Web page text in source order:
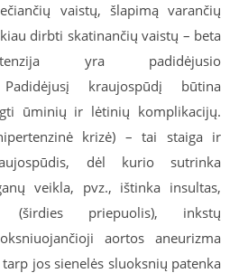
vaistų, šlapimą varančių
dirbti skatinančių vaistų – beta
yra padidėjusio
kraujospūdį būtina
ūminių ir lėtinių komplikacijų.
krizė) – tai staiga ir
dėl kurio sutrinka
veikla, pvz., ištinka insultas,
(širdies priepuolis), inkstų
aortos aneurizma
jos sienelės sluoksnių patenka